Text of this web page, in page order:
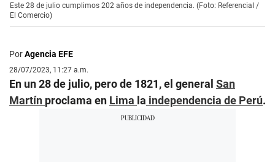
Este 28 de julio cumplimos 202 años de independencia. (Foto: Referencial /
El Comercio)
PorAgencia EFE
28/07/2023, 11:27 a.m.
En un 28 de julio, pero de 1821, el general San
Martín proclama en Lima la independencia de Perú.